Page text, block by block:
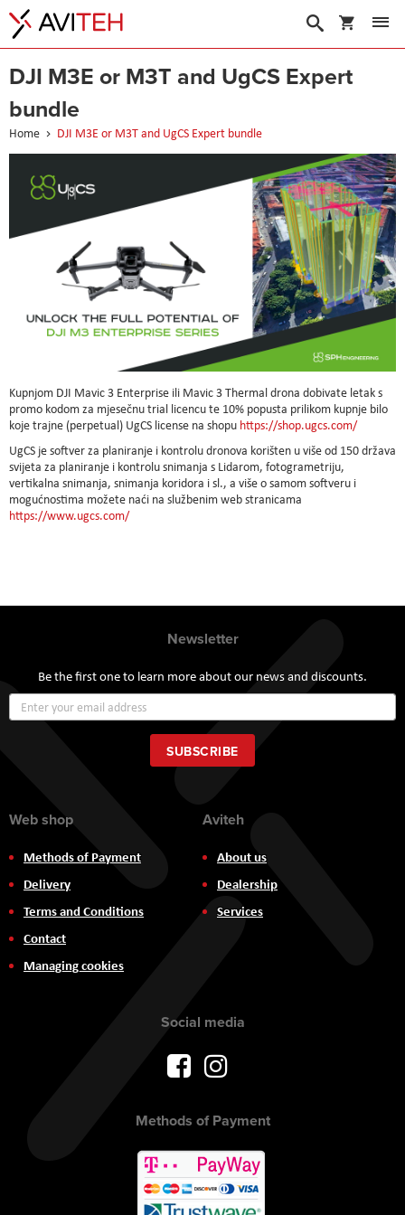
My Cart
Search
DJI M3E or M3T and UgCS Expert
bundle
Home DJI M3E or M3T and UgCS Expert bundle
Kupnjom DJI Mavic 3 Enterprise ili Mavic 3 Thermal drona dobivate letak s
promo kodom za mjesečnu trial licencu te 10% popusta prilikom kupnje bilo
koje trajne (perpetual) UgCS license na shopu https://shop.ugcs.com/
UgCS je softver za planiranje i kontrolu dronova korišten u više od 150 država
svijeta za planiranje i kontrolu snimanja s Lidarom, fotogrametriju,
vertikalna snimanja, snimanja koridora i sl., a više o samom softveru i
mogućnostima možete naći na službenim web stranicama
https://www.ugcs.com/
Newsletter
Be the first one to learn more about our news and discounts.
Up
for
Our
Newsletter:
SUBSCRIBE
Web shop
Methods of Payment
Delivery
Terms and Conditions
Contact
Managing cookies
Aviteh
About us
Dealership
Services
Social media
Methods of Payment